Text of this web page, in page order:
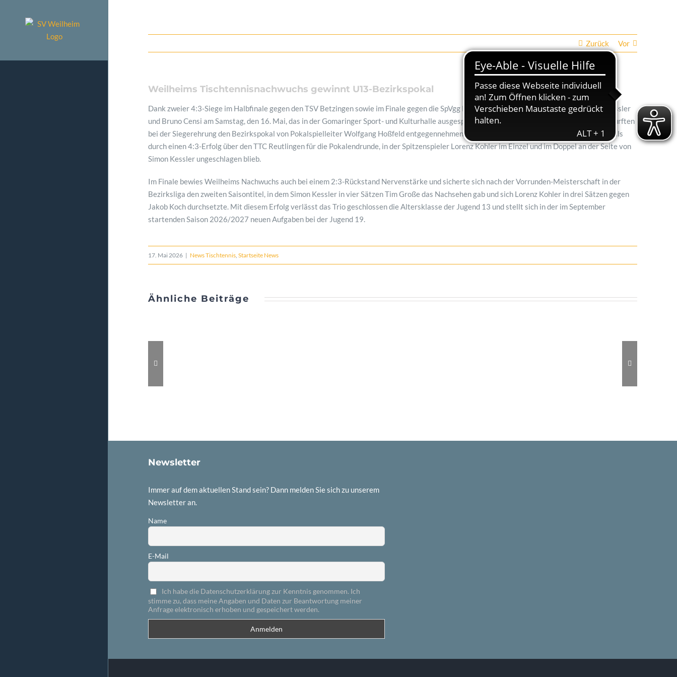
Zurück
Vor
Weilheims Tischtennisnachwuchs gewinnt U13-Bezirkspokal
Dank zweier 4:3-Siege im Halbfinale gegen den TSV Betzingen sowie im Finale gegen die SpVgg Mössingen gewannen Lorenz Kohler, Simon Kessler
und Bruno Censi am Samstag, den 16. Mai, das in der Gomaringer Sport- und Kulturhalle ausgespielte Final-Four-Turnier der Jugend U13 und durften
bei der Siegerehrung den Bezirkspokal von Pokalspielleiter Wolfgang Hoßfeld entgegennehmen. Ende Januar qualifizierte sich das Trio ebenfalls
durch einen 4:3-Erfolg über den TTC Reutlingen für die Pokalendrunde, in der Spitzenspieler Lorenz Kohler im Einzel und im Doppel an der Seite von
Simon Kessler ungeschlagen blieb.
Im Finale bewies Weilheims Nachwuchs auch bei einem 2:3-Rückstand Nervenstärke und sicherte sich nach der Vorrunden-Meisterschaft in der
Bezirksliga den zweiten Saisontitel, in dem Simon Kessler in vier Sätzen Tim Große das Nachsehen gab und sich Lorenz Kohler in drei Sätzen gegen
Jakob Koch durchsetzte. Mit diesem Erfolg verlässt das Trio geschlossen die Altersklasse der Jugend 13 und stellt sich in der im September
startenden Saison 2026/2027 neuen Aufgaben bei der Jugend 19.
17. Mai 2026 | News Tischtennis ,Startseite News
Ähnliche Beiträge
Newsletter
Immer auf dem aktuellen Stand sein? Dann melden Sie sich zu unserem
Newsletter an.
Name
E-Mail
Ich habe die Datenschutzerklärung zur Kenntnis genommen. Ich
stimme zu, dass meine Angaben und Daten zur Beantwortung meiner
Anfrage elektronisch erhoben und gespeichert werden.